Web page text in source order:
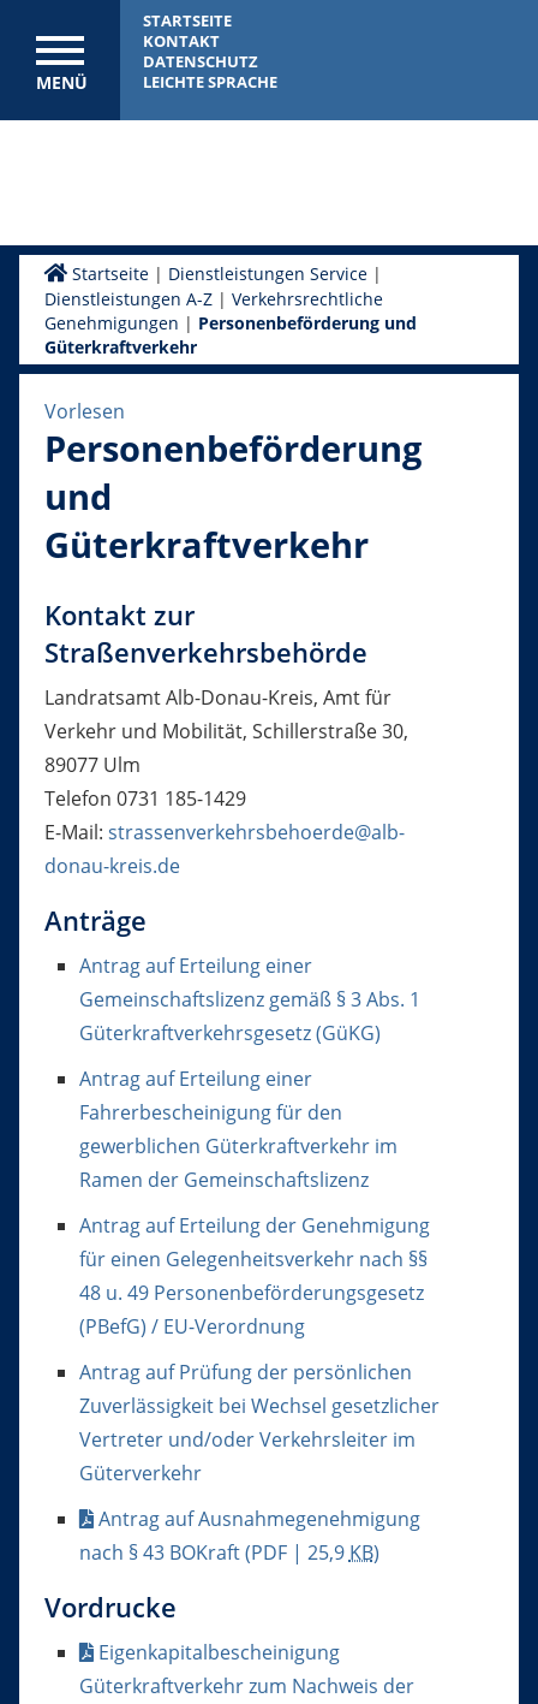
MENÜ
STARTSEITE
KONTAKT
DATENSCHUTZ
LEICHTE SPRACHE
Startseite| Dienstleistungen Service|
Dienstleistungen A-Z| Verkehrsrechtliche
Genehmigungen | Personenbeförderung und
Güterkraftverkehr
Vorlesen
Personenbeförderung
und
Güterkraftverkehr
Kontakt zur
Straßenverkehrsbehörde
Landratsamt Alb-Donau-Kreis, Amt für
Verkehr und Mobilität, Schillerstraße 30,
89077 Ulm
Telefon 0731 185-1429
E-Mail: strassenverkehrsbehoerde@alb-
donau-kreis.de
Anträge
Antrag auf Erteilung einer
Gemeinschaftslizenz gemäß § 3 Abs. 1
Güterkraftverkehrsgesetz (GüKG)
Antrag auf Erteilung einer
Fahrerbescheinigung für den
gewerblichen Güterkraftverkehr im
Ramen der Gemeinschaftslizenz
Antrag auf Erteilung der Genehmigung
für einen Gelegenheitsverkehr nach §§
48 u. 49 Personenbeförderungsgesetz
(PBefG) / EU-Verordnung
Antrag auf Prüfung der persönlichen
Zuverlässigkeit bei Wechsel gesetzlicher
Vertreter und/oder Verkehrsleiter im
Güterverkehr
Antrag auf Ausnahmegenehmigung
nach § 43 BOKraft(PDF | 25,9 KB)
Vordrucke
Eigenkapitalbescheinigung
Güterkraftverkehr zum Nachweis der